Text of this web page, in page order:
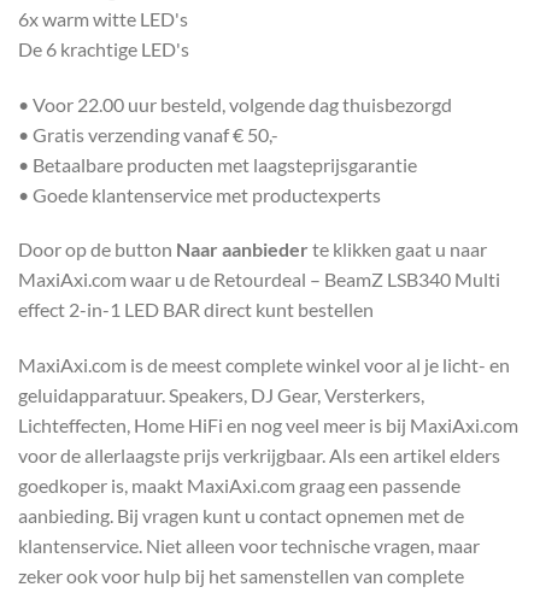
6x warm witte LED's
De 6 krachtige LED's
• Voor 22.00 uur besteld, volgende dag thuisbezorgd
• Gratis verzending vanaf € 50,-
• Betaalbare producten met laagsteprijsgarantie
• Goede klantenservice met productexperts
Door op de button Naar aanbieder te klikken gaat u naar
MaxiAxi.com waar u de Retourdeal – BeamZ LSB340 Multi
effect 2-in-1 LED BAR direct kunt bestellen
MaxiAxi.com is de meest complete winkel voor al je licht- en
geluidapparatuur. Speakers, DJ Gear, Versterkers,
Lichteffecten, Home HiFi en nog veel meer is bij MaxiAxi.com
voor de allerlaagste prijs verkrijgbaar. Als een artikel elders
goedkoper is, maakt MaxiAxi.com graag een passende
aanbieding. Bij vragen kunt u contact opnemen met de
klantenservice. Niet alleen voor technische vragen, maar
zeker ook voor hulp bij het samenstellen van complete